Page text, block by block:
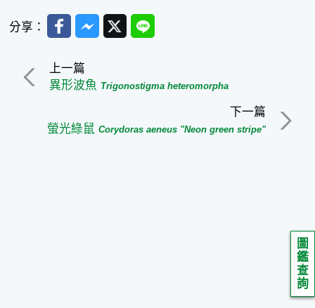
圖
鑑
查
詢
分享： FacebookMessenger
TwitterLine
上一篇
異形波魚 Trigonostigma heteromorpha
下一篇
螢光綠鼠 Corydoras aeneus "Neon green stripe"